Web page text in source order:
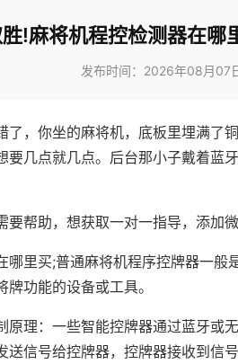
!麻将机程控检测器在哪
发布时间：2026年08月07
了，你坐的麻将机，底板里埋满了
要几点就几点。后台那小子戴着蓝
要帮助，想获取一对一指导，添加
哪里买;普通麻将机程序控牌器一般
功能的设备或工具。
原理：一些智能控牌器通过蓝牙或
送信号给控牌器，控牌器接收到信